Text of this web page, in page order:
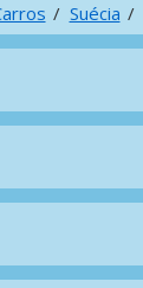
Suécia